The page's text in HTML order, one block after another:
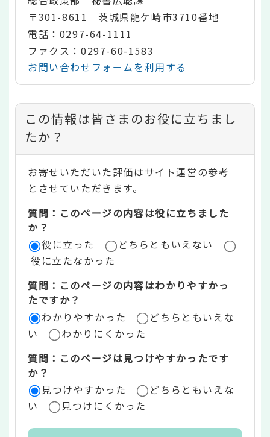
〒301-8611 茨城県龍ケ崎市3710番地
電話：0297-64-1111
ファクス：0297-60-1583
お問い合わせフォームを利用する
コ
ン
テ
ン
ツ
評
価
リ
ア
この情報は皆さまのお役に立ちまし
たか？
お寄せいただいた評価はサイト運営の参考
とさせていただきます。
質問：このページの内容は役に立ちました
か？
役に立った
どちらともいえない
役に立たなかった
質問：このページの内容はわかりやすかっ
たですか？
わかりやすかった
どちらともいえな
い
わかりにくかった
質問：このページは見つけやすかったです
か？
見つけやすかった
どちらともいえな
い
見つけにくかった